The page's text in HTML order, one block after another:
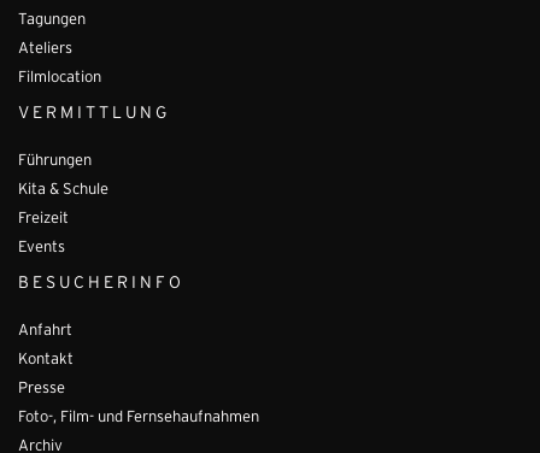
Tagungen
Ateliers
Filmlocation
VERMITTLUNG
Führungen
Kita & Schule
Freizeit
Events
BESUCHERINFO
Anfahrt
Kontakt
Presse
Foto-, Film- und Fernsehaufnahmen
Archiv